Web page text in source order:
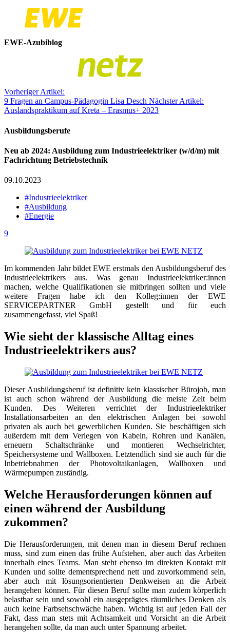
EWE-Azubiblog
Vorheriger Artikel:
9 Fragen an Campus-Pädagogin Lisa Desch Nächster Artikel:
Auslandspraktikum auf Kreta – Erasmus+ 2023
Ausbildungsberufe
Neu ab 2024: Ausbildung zum Industrieelektriker (w/d/m) mit
Fachrichtung Betriebstechnik
09.10.2023
#Industrieelektriker
#Ausbildung
#Energie
9
Im kommenden Jahr bildet EWE erstmals den Ausbildungsberuf des
Industrieelektrikers aus. Was genau Industrieelektriker:innen
machen, welche Qualifikationen sie mitbringen sollten und viele
weitere Fragen habe ich den Kolleg:innen der EWE
SERVICEPARTNER GmbH gestellt und für euch
zusammengefasst, viel Spaß!
Wie sieht der klassische Alltag eines
Industrieelektrikers aus?
Dieser Ausbildungsberuf ist definitiv kein klassischer Bürojob, man
ist auch schon während der Ausbildung die meiste Zeit beim
Kunden. Des Weiteren verrichtet der Industrieelektriker
Installationsarbeiten an den elektrischen Anlagen bei sowohl
privaten als auch bei gewerblichen Kunden. Sie beschäftigen sich
außerdem mit dem Verlegen von Kabeln, Rohren und Kanälen,
erneuern Schaltschränke und montieren Wechselrichter,
Speichersysteme und Wallboxen. Letztendlich sind sie auch für die
Inbetriebnahmen der Photovoltaikanlagen, Wallboxen und
Wärmepumpen zuständig.
Welche Herausforderungen können auf
einen während der Ausbildung
zukommen?
Die Herausforderungen, mit denen man in diesem Beruf rechnen
muss, sind zum einen das frühe Aufstehen, aber auch das Arbeiten
innerhalb eines Teams. Man steht ebenso im direkten Kontakt mit
Kunden und sollte dementsprechend nett und zuvorkommend sein,
aber auch mit lösungsorientierten Denkweisen an die Arbeit
herangehen können. Für diesen Beruf sollte man zudem körperlich
belastbar sein und sowohl ein ausgeprägtes räumliches Denken als
auch keine Farbsehschwäche haben. Wichtig ist auf jeden Fall der
Fakt, dass man stets mit Achtsamkeit und Vorsicht an die Arbeit
herangehen sollte, da man auch unter Spannung arbeitet.